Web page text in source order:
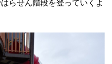
らせん階段を登っていくよ